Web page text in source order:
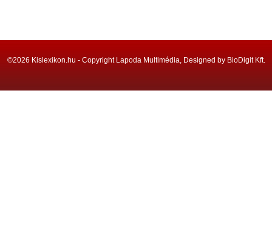
©2026 Kislexikon.hu - Copyright Lapoda Multimédia, Designed by BioDigit Kft.